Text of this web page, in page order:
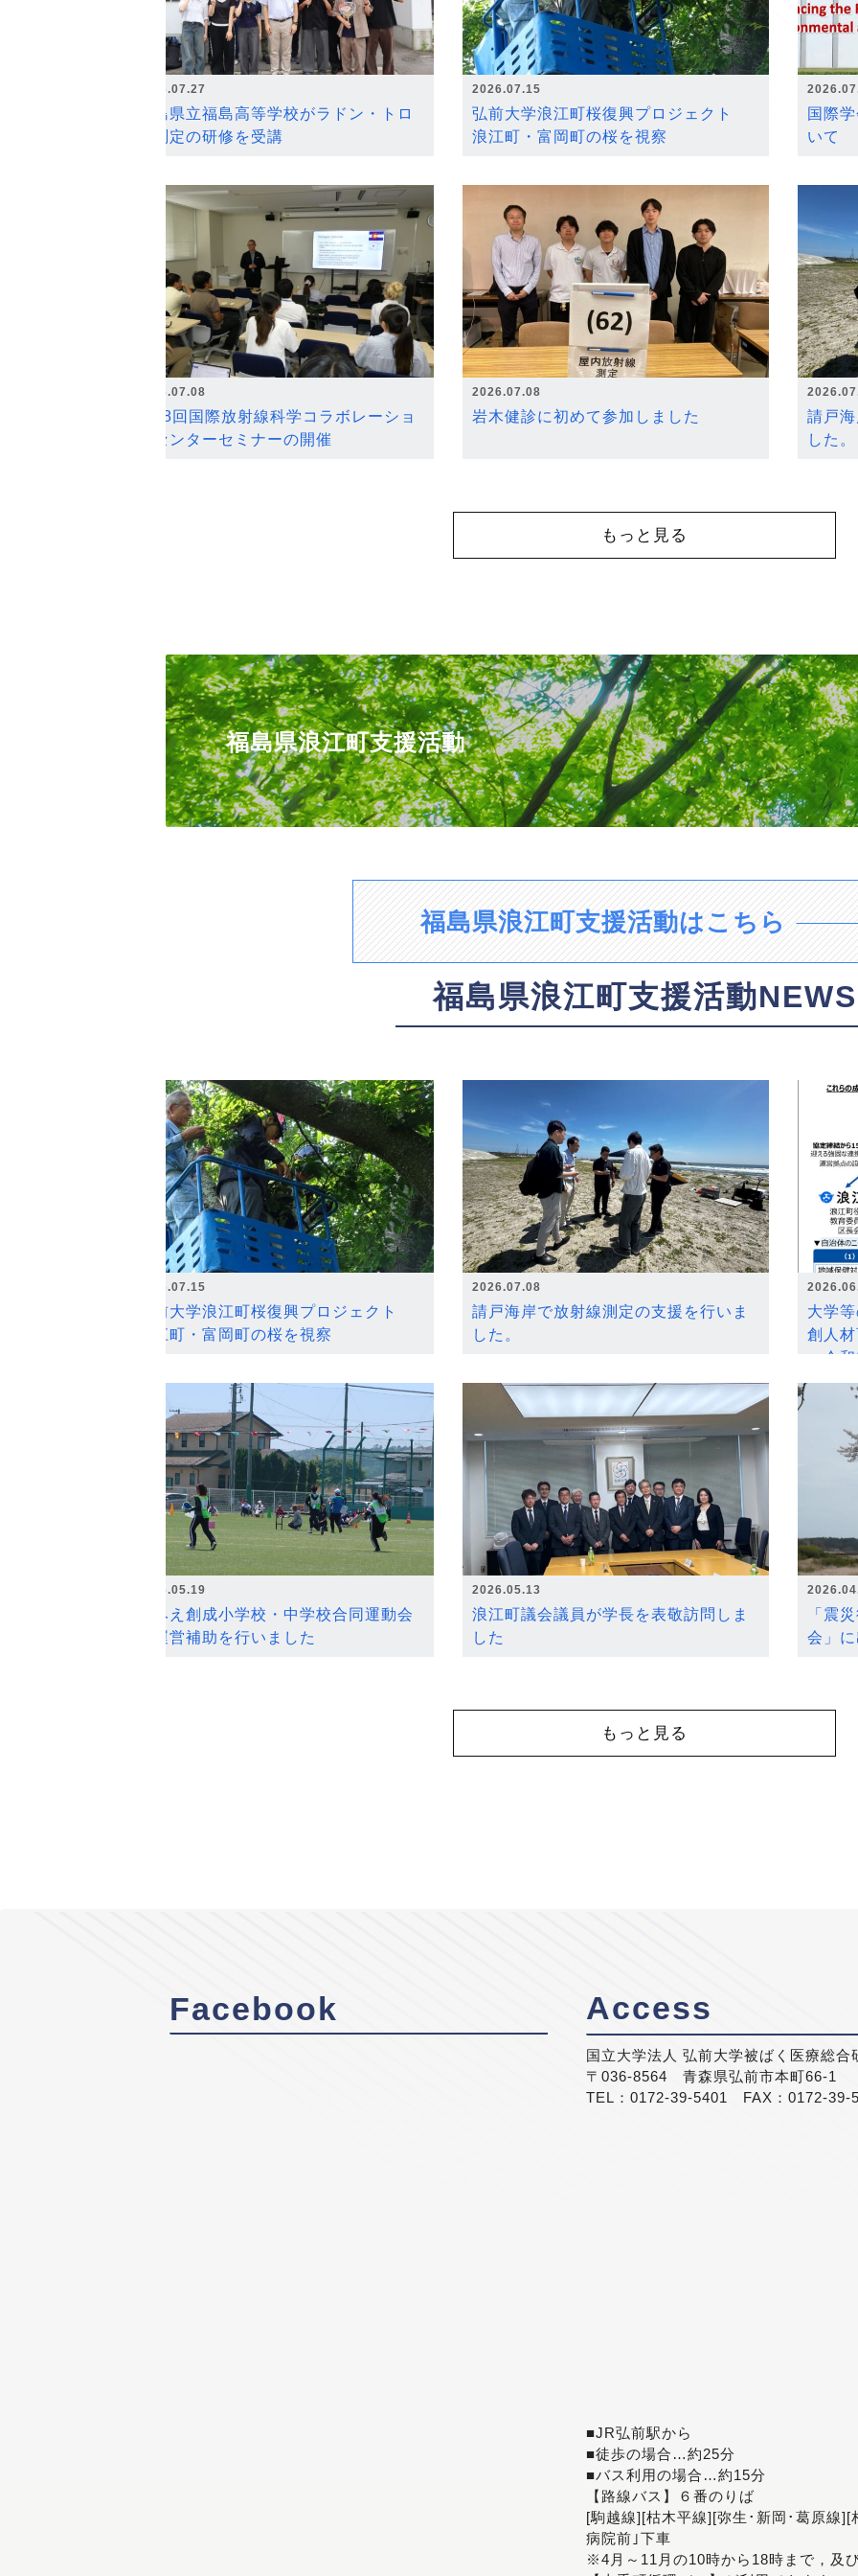
2026.07.27
福島県立福島高等学校がラドン・トロ
ン測定の研修を受講
2026.07.15
弘前大学浪江町桜復興プロジェクト
浪江町・富岡町の桜を視察
国際
いて
2026.07.08
第18回国際放射線科学コラボレーショ
ンセンターセミナーの開催
2026.07.08
岩木健診に初めて参加しました
請戸
した。
もっと見る
福島県浪江町支援活動
福島県浪江町支援活動はこちら
福島県浪江町支援活動NEWS
2026.07.15
弘前大学浪江町桜復興プロジェクト
浪江町・富岡町の桜を視察
2026.07.08
請戸海岸で放射線測定の支援を行いま
した。
大学
創人
～令
2026.05.19
なみえ創成小学校・中学校合同運動会
の運営補助を行いました
2026.05.13
浪江町議会議員が学長を表敬訪問しま
した
「震
会」
もっと見る
Facebook Access
国立大学法人 弘前大学被ばく医療総合
〒036-8564 青森県弘前市本町66-1
TEL：0172-39-5401 FAX：0172-39-
■JR弘前駅から
■徒歩の場合…約25分
■バス利用の場合…約15分
【路線バス】６番のりば
[駒越線][枯木平線][弥生･新岡･葛原線
病院前｣下車
※4月～11月の10時から18時まで，及